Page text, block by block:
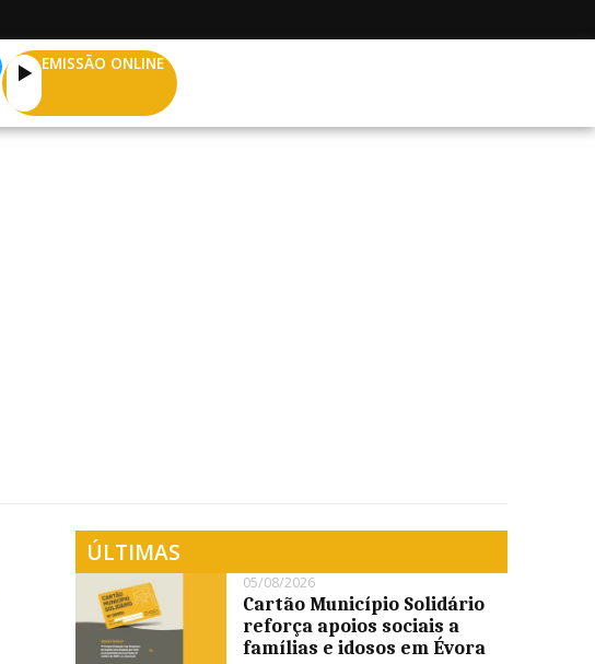
EMISSÃO ONLINE
ÚLTIMAS
05/08/2026
Cartão Município Solidário
reforça apoios sociais a
famílias e idosos em Évora